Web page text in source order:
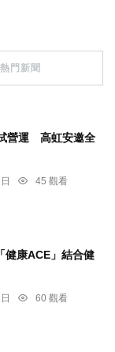
熱門新聞
營運 高虹安邀全
45 觀看
健康ACE」結合健
60 觀看